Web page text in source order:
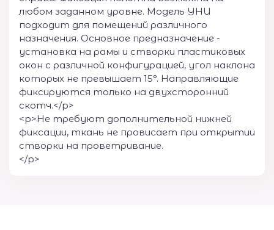
любом заданном уровне. Модель УНИ
подходит для помещений различного
назначения. Основное предназначение -
установка на рамы и створки пластиковых
окон с различной конфигурацией, угол наклона
которых не превышает 15°. Направляющие
фиксируются только на двухсторонний
скотч.</p>
<p>Не требуют дополнительной нижней
фиксации, ткань не провисает при открытии
створки на проветривание.
</p>